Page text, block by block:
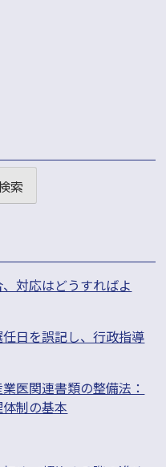
索
対応はどうすればよ
日を誤記し、行政指導
医関連書類の整備法：
制の基本